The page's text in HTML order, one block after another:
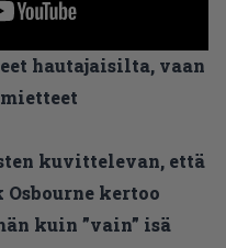
hautajaisilta, vaan
kuvittelevan, että
kertoo
kuin ”vain” isä